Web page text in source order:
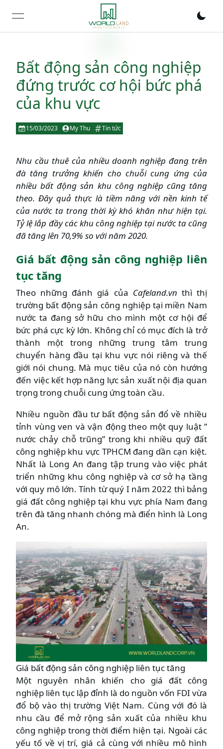
open navigation menu
Bất động sản công nghiệp
đứng trước cơ hội bức phá
của khu vực
15/03/2023 My Thu Tin tức
Nhu cầu thuê của nhiều doanh nghiệp đang trên
đà tăng trưởng khiến cho chuỗi cung ứng của
nhiều bất động sản khu công nghiệp cũng tăng
theo. Đây quả thực là tiềm năng với nền kinh tế
của nước ta trong thời kỳ khó khăn như hiện tại.
Tỷ lệ lắp đầy các khu công nghiệp tại nước ta cũng
đã tăng lên 70,9% so với năm 2020.
Giá bất động sản công nghiệp liên
tục tăng
Theo những đánh giá của Cafeland.vn thì thị
trường bất động sản công nghiệp tại miền Nam
nước ta đang sở hữu cho mình một cơ hội để
bức phá cực kỳ lớn. Không chỉ có mục đích là trở
thành một trong những trung tâm trung
chuyển hàng đầu tại khu vực nói riêng và thế
giới nói chung. Mà mục tiêu của nó còn hướng
đến việc kết hợp năng lực sản xuất nội địa quan
trọng trong chuỗi cung ứng toàn cầu.
Nhiều nguồn đầu tư bất động sản đổ về nhiều
tỉnh vùng ven và vận động theo một quy luật ”
nước chảy chỗ trũng” trong khi nhiều quỹ đất
công nghiệp khu vực TPHCM đang dần cạn kiệt.
Nhất là Long An đang tập trung vào việc phát
triển những khu công nghiệp và cơ sở hạ tầng
với quy mô lớn. Tính từ quý I năm 2022 thì bảng
giá đất công nghiệp tại khu vực phía Nam đang
trên đà tăng nhanh chóng mà điển hình là Long
An.
Giá bất động sản công nghiệp liên tục tăng
Một nguyên nhân khiến cho giá đất công
nghiệp liên tục lập đỉnh là do nguồn vốn FDI vừa
đổ bộ vào thị trường Việt Nam. Cùng với đó là
nhu cầu để mở rộng sản xuất của nhiều khu
công nghiệp trong thời điểm hiện tại. Ngoài các
yếu tố về vị trí, giá cả cùng với nhiều mô hình